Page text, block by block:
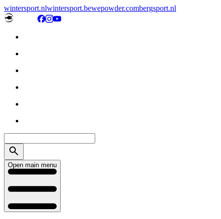
wintersport.nlwintersport.bewepowder.combergsport.nl
Open main menu